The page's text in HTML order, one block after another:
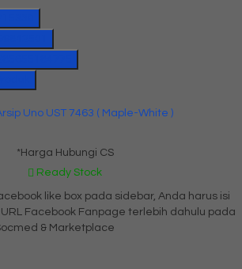
Uno UST 7463 ( Maple-White )
*Harga Hubungi CS
Ready Stock
like box pada sidebar, Anda harus isi
Facebook Fanpage terlebih dahulu pada
& Marketplace